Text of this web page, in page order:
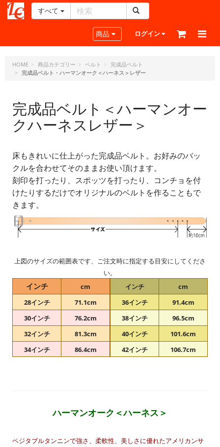
ー
ラ
フ
ッ
ト・
ジ
ピ
ー
すべて
Toggle navigation
商品 ログイン
HOME 商品カテゴリー ベルト
完成品ベルト
完成品ベルト・ハーマンオーク＜ハーネス＞レザー
完成品ベルト＜ハーマンオー
クハーネスレザー＞
床もきれいに仕上がった完成品ベルト。お好みのバッ
クルを合わせてそのままお使い頂けます。
刻印を打ったり、スポッツを打ったり、コンチョを付
けたりするだけでオリジナルのベルトを作ることもで
きます。
上図のサイズの範囲表です、ご注文時に指定する目安にしてくださ
い。
インチ
cm
28インチ
71.1cm
30インチ
76.2cm
32インチ
81.3cm
34インチ
86.4cm
インチ
cm
36インチ
91.4cm
38インチ
96.5cm
40インチ
101.6cm
42インチ
106.7cm
ハーマンオーク＜ハーネス＞
ベジタブルタンニンで強さ、柔軟性、美しさに優れたアメリカンサ